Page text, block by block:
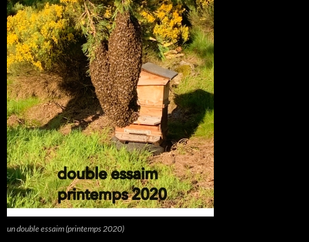
un double essaim (printemps 2020)